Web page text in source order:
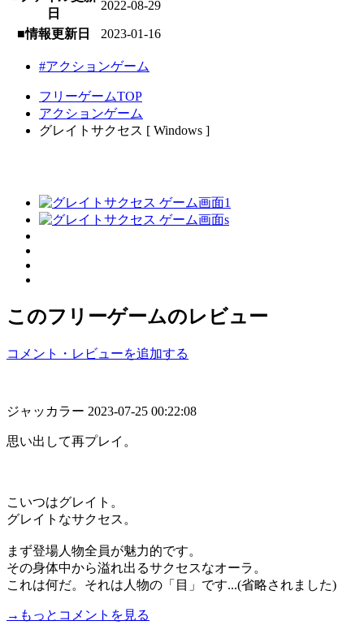
日
2022-08-29
■情報更新日 2023-01-16
#アクションゲーム
フリーゲームTOP
アクションゲーム
グレイトサクセス [ Windows ]
このフリーゲームのレビュー
コメント・レビューを追加する
ジャッカラー 2023-07-25 00:22:08
思い出して再プレイ。
こいつはグレイト。
グレイトなサクセス。
まず登場人物全員が魅力的です。
その身体中から溢れ出るサクセスなオーラ。
これは何だ。それは人物の「目」です...(省略されました)
→もっとコメントを見る